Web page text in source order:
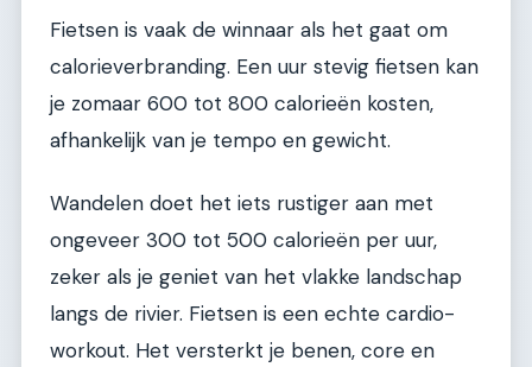
Fietsen is vaak de winnaar als het gaat om
calorieverbranding. Een uur stevig fietsen kan
je zomaar 600 tot 800 calorieën kosten,
afhankelijk van je tempo en gewicht.
Wandelen doet het iets rustiger aan met
ongeveer 300 tot 500 calorieën per uur,
zeker als je geniet van het vlakke landschap
langs de rivier. Fietsen is een echte cardio-
workout. Het versterkt je benen, core en